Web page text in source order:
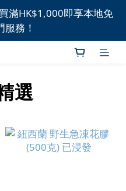
滿HK$1,000即享本地免
服務！
滿HK$1,000即享本地免
服務！
盡在本週推介！
滿HK$1,000即享本地免
選